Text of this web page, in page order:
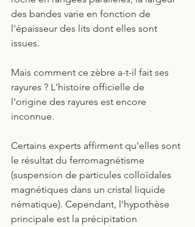
des bandes varie en fonction de
l'épaisseur des lits dont elles sont
issues.
Mais comment ce zèbre a-t-il fait ses
rayures ? L'histoire officielle de
l'origine des rayures est encore
inconnue.
Certains experts affirment qu'elles sont
le résultat du ferromagnétisme
(suspension de particules colloïdales
magnétiques dans un cristal liquide
nématique). Cependant, l'hypothèse
principale est la précipitation